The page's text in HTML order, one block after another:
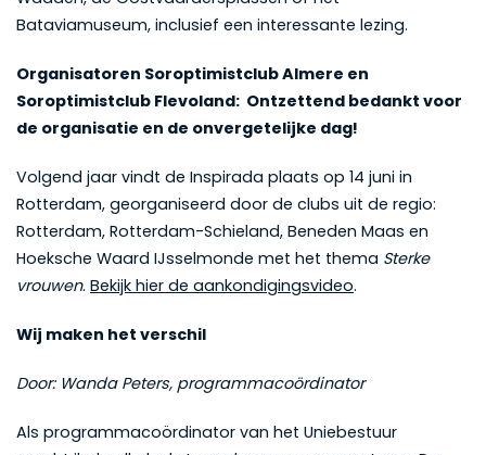
Bataviamuseum, inclusief een interessante lezing.
Organisatoren Soroptimistclub Almere en
Soroptimistclub Flevoland: Ontzettend bedankt voor
de organisatie en de onvergetelijke dag!
Volgend jaar vindt de Inspirada plaats op 14 juni in
Rotterdam, georganiseerd door de clubs uit de regio:
Rotterdam, Rotterdam-Schieland, Beneden Maas en
Hoeksche Waard IJsselmonde met het thema Sterke
vrouwen. Bekijk hier de aankondigingsvideo.
Wij maken het verschil
Door: Wanda Peters, programmacoördinator
Als programmacoördinator van het Uniebestuur